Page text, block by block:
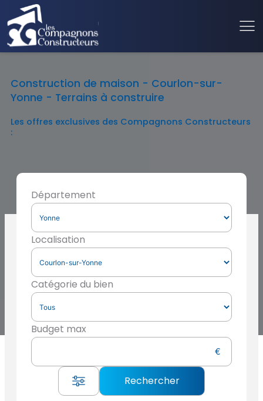
Construction de maison - Courlon-sur-
Yonne - Terrains à construire
Les offres exclusives des Compagnons Constructeurs
:
Département
Localisation
Catégorie du bien
Budget max